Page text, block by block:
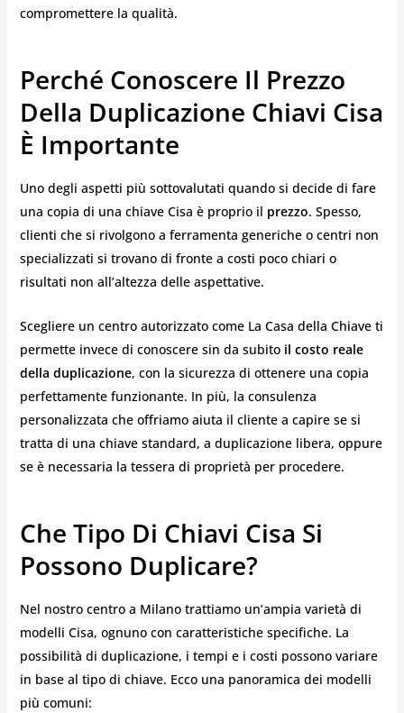
compromettere la qualità.
Perché Conoscere Il Prezzo
Della Duplicazione Chiavi Cisa
È Importante
Uno degli aspetti più sottovalutati quando si decide di fare
una copia di una chiave Cisa è proprio il prezzo. Spesso,
clienti che si rivolgono a ferramenta generiche o centri non
specializzati si trovano di fronte a costi poco chiari o
risultati non all’altezza delle aspettative.
Scegliere un centro autorizzato come La Casa della Chiave ti
permette invece di conoscere sin da subito il costo reale
della duplicazione, con la sicurezza di ottenere una copia
perfettamente funzionante. In più, la consulenza
personalizzata che offriamo aiuta il cliente a capire se si
tratta di una chiave standard, a duplicazione libera, oppure
se è necessaria la tessera di proprietà per procedere.
Che Tipo Di Chiavi Cisa Si
Possono Duplicare?
Nel nostro centro a Milano trattiamo un’ampia varietà di
modelli Cisa, ognuno con caratteristiche specifiche. La
possibilità di duplicazione, i tempi e i costi possono variare
in base al tipo di chiave. Ecco una panoramica dei modelli
più comuni: